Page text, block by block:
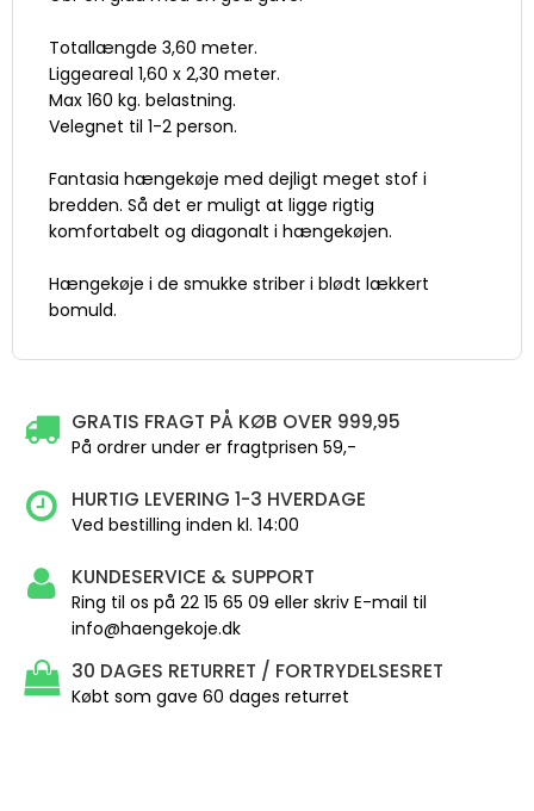
Totallængde 3,60 meter.
Liggeareal 1,60 x 2,30 meter.
Max 160 kg. belastning.
Velegnet til 1-2 person.
Fantasia hængekøje med dejligt meget stof i
bredden. Så det er muligt at ligge rigtig
komfortabelt og diagonalt i hængekøjen.
Hængekøje i de smukke striber i blødt lækkert
bomuld.
GRATIS FRAGT PÅ KØB OVER 999,95
På ordrer under er fragtprisen 59,-
HURTIG LEVERING 1-3 HVERDAGE
Ved bestilling inden kl. 14:00
KUNDESERVICE & SUPPORT
Ring til os på 22 15 65 09 eller skriv E-mail til
info@haengekoje.dk
30 DAGES RETURRET / FORTRYDELSESRET
Købt som gave 60 dages returret